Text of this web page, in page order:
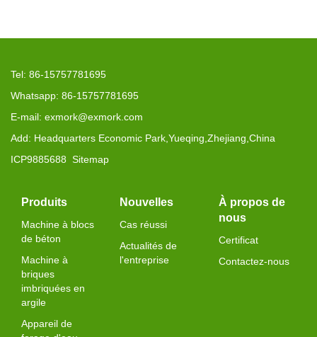
Tel: 86-15757781695
Whatsapp: 86-15757781695
E-mail: exmork@exmork.com
Add: Headquarters Economic Park,Yueqing,Zhejiang,China
ICP9885688 Sitemap
Produits
Machine à blocs
de béton
Machine à
briques
imbriquées en
argile
Appareil de
Nouvelles
Cas réussi
Actualités de
l'entreprise
À propos de
nous
Certificat
Contactez-nous